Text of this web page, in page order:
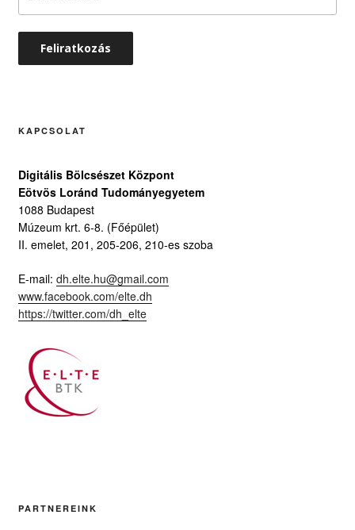
KAPCSOLAT
Digitális Bölcsészet Központ
Eötvös Loránd Tudományegyetem
1088 Budapest
Múzeum krt. 6-8. (Főépület)
II. emelet, 201, 205-206, 210-es szoba
E-mail: dh.elte.hu@gmail.com
www.facebook.com/elte.dh
https://twitter.com/dh_elte
PARTNEREINK